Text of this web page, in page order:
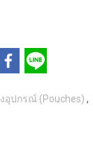
อุปกรณ์ (Pouches) ,